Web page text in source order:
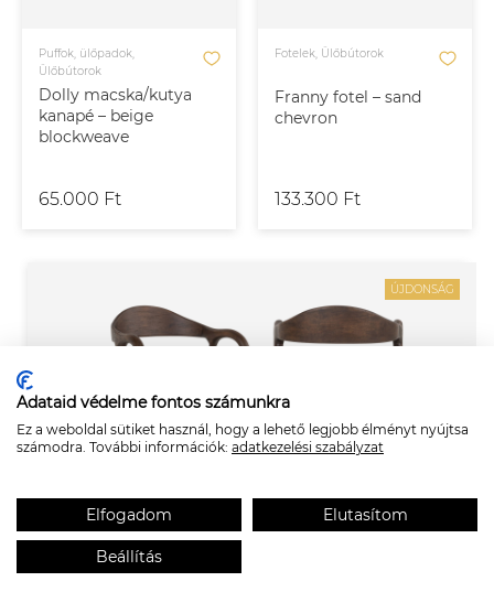
Dolly macska/kutya
kanapé – beige
blockweave
Puffok, ülőpadok,
Ülőbútorok
65.000 Ft
Franny fotel – sand
chevron
Fotelek, Ülőbútorok
133.300 Ft
ÚJDONSÁG
Adataid védelme fontos számunkra
Ez a weboldal sütiket használ, hogy a lehető legjobb élményt nyújtsa
számodra. További információk: adatkezelési szabályzat
Elfogadom Elutasítom
Beállítás